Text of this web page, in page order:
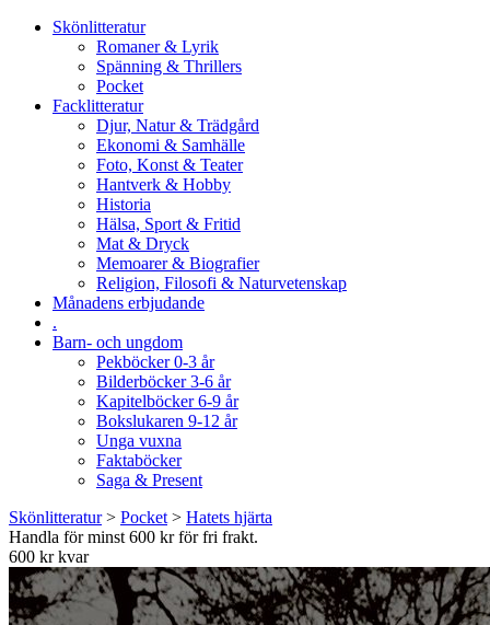
Skönlitteratur
Romaner & Lyrik
Spänning & Thrillers
Pocket
Facklitteratur
Djur, Natur & Trädgård
Ekonomi & Samhälle
Foto, Konst & Teater
Hantverk & Hobby
Historia
Hälsa, Sport & Fritid
Mat & Dryck
Memoarer & Biografier
Religion, Filosofi & Naturvetenskap
Månadens erbjudande
.
Barn- och ungdom
Pekböcker 0-3 år
Bilderböcker 3-6 år
Kapitelböcker 6-9 år
Bokslukaren 9-12 år
Unga vuxna
Faktaböcker
Saga & Present
Skönlitteratur> Pocket > Hatets hjärta
Handla för minst 600 kr för fri frakt.
600 kr kvar